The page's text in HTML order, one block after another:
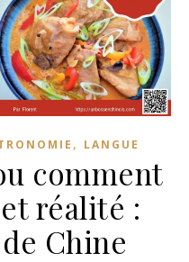
, LANGUE
comment
réalité :
Chine